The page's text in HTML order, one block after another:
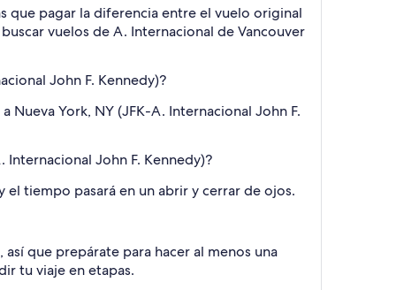
que pagar la diferencia entre el vuelo original
vuelos de A. Internacional de Vancouver
John F. Kennedy)?
Nueva York, NY (JFK-A. Internacional John F.
Internacional John F. Kennedy)?
el tiempo pasará en un abrir y cerrar de ojos.
que prepárate para hacer al menos una
tu viaje en etapas.